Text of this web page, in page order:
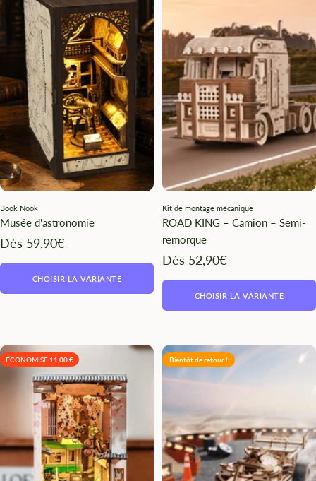
Book Nook
Musée d'astronomie
Angebotspreis
Dès 59,90€
CHOISIR LA VARIANTE
Kit de montage mécanique
ROAD KING – Camion – Semi-
remorque
Angebotspreis
Dès 52,90€
CHOISIR LA VARIANTE
ÉCONOMISE 11,00 € Bientôt de retour !